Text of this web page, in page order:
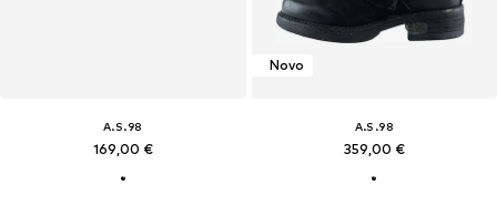
A.S.98
169,00 €
Novo
A.S.98
359,00 €